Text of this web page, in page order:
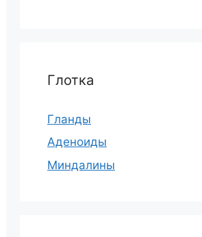
Глотка
Гланды
Аденоиды
Миндалины